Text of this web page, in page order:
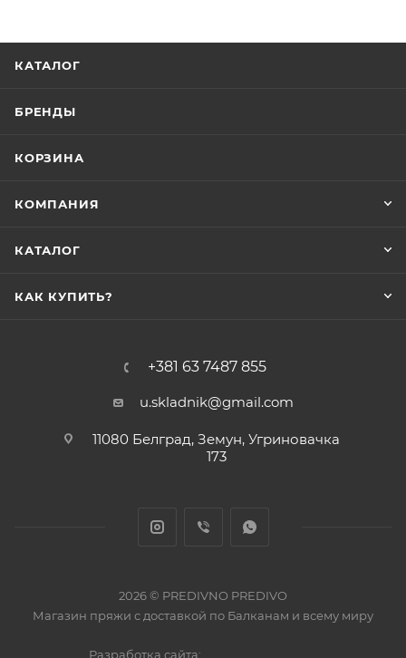
КАТАЛОГ
БРЕНДЫ
КОРЗИНА
КОМПАНИЯ
КАТАЛОГ
КАК КУПИТЬ?
+381 63 7487 855
u.skladnik@gmail.com
11080 Белград, Земун, Угриновачка
173
2026 © PREDIVNO PREDIVO
Магазин пряжи с доставкой по Балканам и всему миру
Разработка сайта: